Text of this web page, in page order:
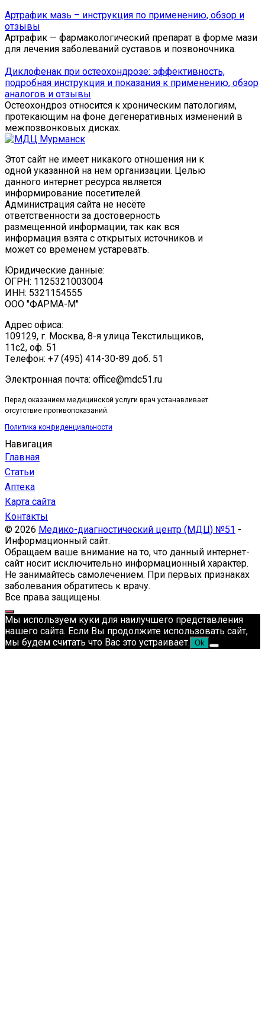
Артрафик мазь – инструкция по применению, обзор и
отзывы
Артрафик — фармакологический препарат в форме мази
для лечения заболеваний суставов и позвоночника.
Диклофенак при остеохондрозе: эффективность,
подробная инструкция и показания к применению, обзор
аналогов и отзывы
Остеохондроз относится к хроническим патологиям,
протекающим на фоне дегенеративных изменений в
межпозвонковых дисках.
Этот сайт не имеет никакого отношения ни к
одной указанной на нем организации. Целью
данного интернет ресурса является
информирование посетителей.
Администрация сайта не несёте
ответственности за достоверность
размещенной информации, так как вся
информация взята с открытых источников и
может со временем устаревать.
Юридические данные:
ОГРН: 1125321003004
ИНН: 5321154555
ООО "ФАРМА-М"
Адрес офиса:
109129, г. Москва, ​8-я улица Текстильщиков,
11с2, оф. 51
Tелефон: +7 (495) 414-30-89 доб. 51
Электронная почта: office@mdc51.ru
Перед оказанием медицинской услуги врач устанавливает
отсутствие противопоказаний.
Политика конфиденциальности
Навигация
Главная
Статьи
Аптека
Карта сайта
Контакты
© 2026 Медико-диагностический центр (МДЦ) №51 -
Информационный сайт.
Обращаем ваше внимание на то, что данный интернет-
сайт носит исключительно информационный характер.
Не занимайтесь самолечением. При первых признаках
заболевания обратитесь к врачу.
Все права защищены.
Мы используем куки для наилучшего представления
нашего сайта. Если Вы продолжите использовать сайт,
мы будем считать что Вас это устраивает. Ok